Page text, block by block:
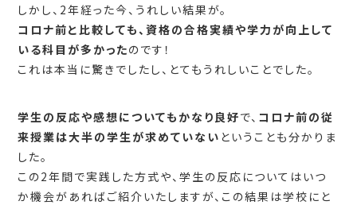
しかし、2年経った今、うれしい結果が。
コロナ前と比較しても、資格の合格実績や学力が向上して
いる科目が多かったのです！
これは本当に驚きでしたし、とてもうれしいことでした。
学生の反応や感想についてもかなり良好で、 コロナ前の従
来授業は大半の学生が求めていない ということも分かりま
した。
この2年間で実践した方式や、学生の反応についてはいつ
か機会があればご紹介いたしますが、この結果は学校にと